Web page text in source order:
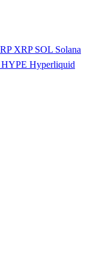
XRP SOL Solana
HYPE Hyperliquid